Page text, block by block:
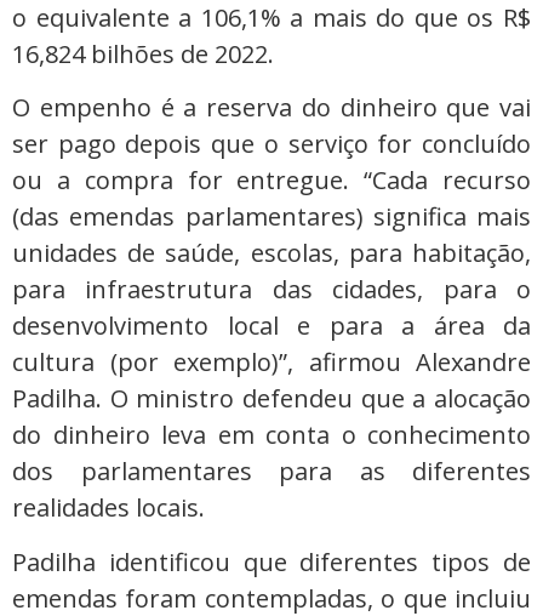
o equivalente a 106,1% a mais do que os R$
16,824 bilhões de 2022.
O empenho é a reserva do dinheiro que vai
ser pago depois que o serviço for concluído
ou a compra for entregue. “Cada recurso
(das emendas parlamentares) significa mais
unidades de saúde, escolas, para habitação,
para infraestrutura das cidades, para o
desenvolvimento local e para a área da
cultura (por exemplo)”, afirmou Alexandre
Padilha. O ministro defendeu que a alocação
do dinheiro leva em conta o conhecimento
dos parlamentares para as diferentes
realidades locais.
Padilha identificou que diferentes tipos de
emendas foram contempladas, o que incluiu